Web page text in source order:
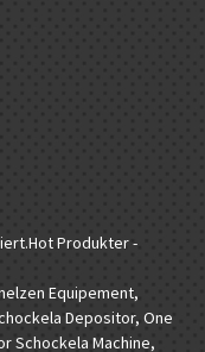
Hot Produkter-
Equipement,
Depositor, One
Schockela Machine,